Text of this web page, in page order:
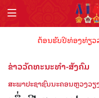
ຕ້ອນຮັບປີທ່ອງທ່ຽວລາ
ຂ່າວວັດທະນະທຳ-ສັງຄົມ
ສະພາປະຊາຊົນນະຄອນຫຼວງວ